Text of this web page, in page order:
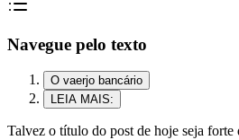
Navegue pelo texto
O vaerjo bancário
LEIA MAIS:
Talvez o título do post de hoje seja forte